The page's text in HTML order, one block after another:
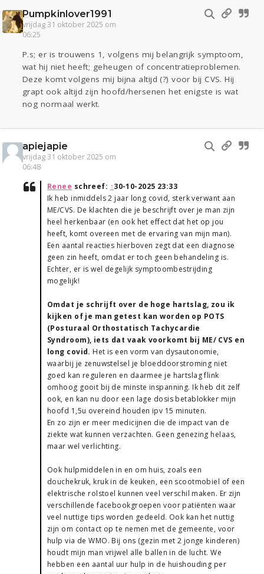
Pumpkinlover1991
vrijdag 31 oktober 2025 om
06:25
P.s; er is trouwens 1, volgens mij belangrijk symptoom,
wat hij niet heeft; geheugen of concentratieproblemen.
Deze komt volgens mij bijna altijd (?) voor bij CVS. Hij
grapt ook altijd zijn hoofd/hersenen het enigste is wat
nog normaal werkt.
apiejapie
vrijdag 31 oktober 2025 om
06:48
Renee schreef: ↑30-10-2025 23:33
Ik heb inmiddels 2 jaar long covid, sterk verwant aan
ME/CVS. De klachten die je beschrijft over je man zijn
heel herkenbaar (en ook het effect dat het op jou
heeft, komt overeen met de ervaring van mijn man).
Een aantal reacties hierboven zegt dat een diagnose
geen zin heeft, omdat er toch geen behandeling is.
Echter, er is wel degelijk symptoombestrijding
mogelijk!
Omdat je schrijft over de hoge hartslag, zou ik
kijken of je man getest kan worden op POTS
(Posturaal Orthostatisch Tachycardie
Syndroom), iets dat vaak voorkomt bij ME/ CVS en
long covid. Het is een vorm van dysautonomie,
waarbij je zenuwstelsel je bloeddoorstroming niet
goed kan reguleren en daarmee je hartslag flink
omhoog gooit bij de minste inspanning. Ik heb dit zelf
ook, en kan nu door een lage dosis betablokker mijn
hoofd 1,5u overeind houden ipv 15 minuten.
En zo zijn er meer medicijnen die de impact van de
ziekte wat kunnen verzachten. Geen genezing helaas,
maar wel verlichting.
Ook hulpmiddelen in en om huis, zoals een
douchekruk, kruk in de keuken, een scootmobiel of een
elektrische rolstoel kunnen veel verschil maken. Er zijn
verschillende facebookgroepen voor patiënten waar
veel nuttige tips worden gedeeld. Ook kan het nuttig
zijn om contact op te nemen met de gemeente, voor
hulp via de WMO. Bij ons (gezin met 2 jonge kinderen)
houdt mijn man vrijwel alle ballen in de lucht. We
hebben een aantal uur hulp in de huishouding per